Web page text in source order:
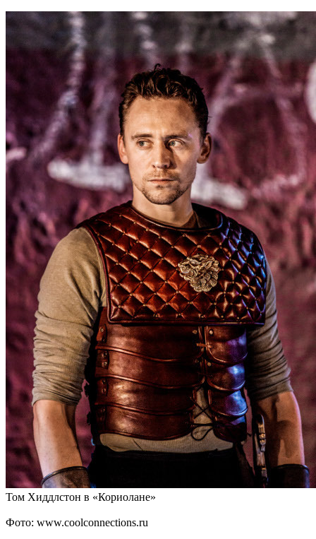
Том Хиддлстон в «Кориолане»
Фото: www.coolconnections.ru